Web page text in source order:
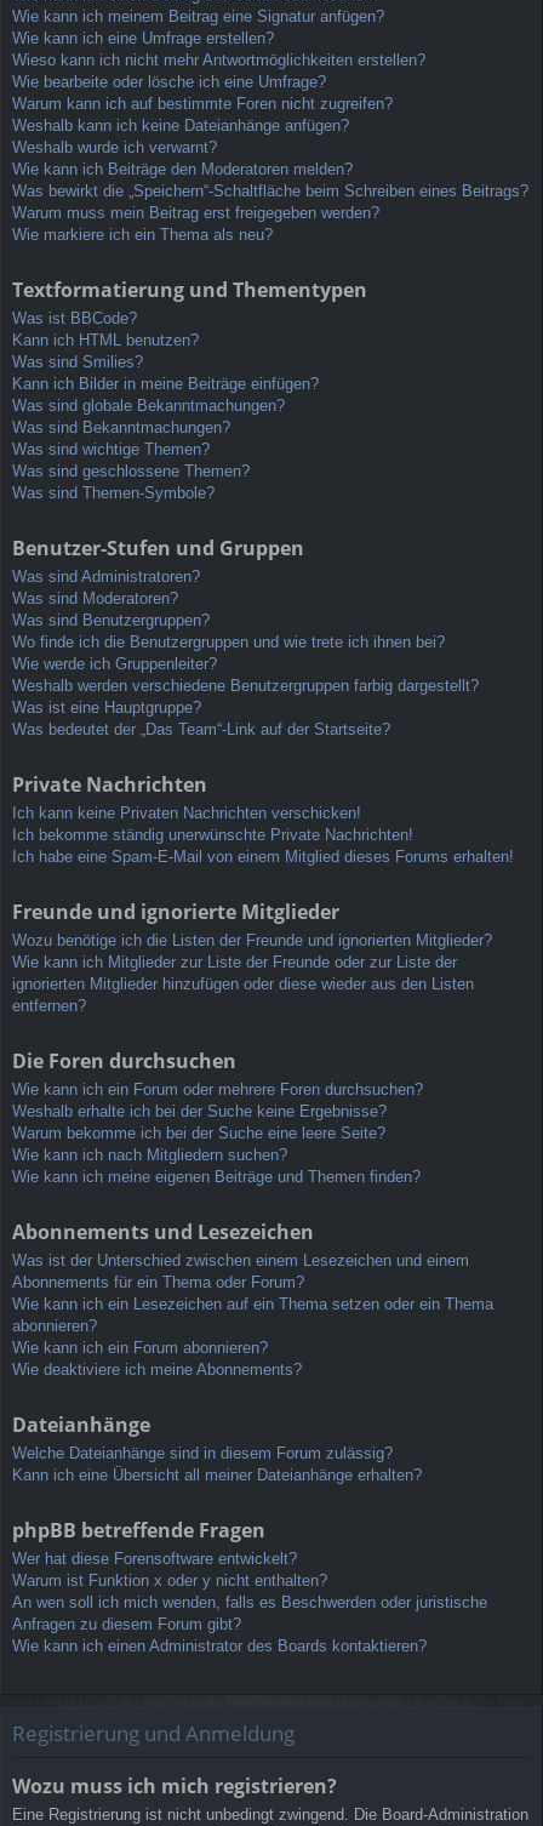
Wie kann ich meinem Beitrag eine Signatur anfügen?
Wie kann ich eine Umfrage erstellen?
Wieso kann ich nicht mehr Antwortmöglichkeiten erstellen?
Wie bearbeite oder lösche ich eine Umfrage?
Warum kann ich auf bestimmte Foren nicht zugreifen?
Weshalb kann ich keine Dateianhänge anfügen?
Weshalb wurde ich verwarnt?
Wie kann ich Beiträge den Moderatoren melden?
Was bewirkt die „Speichern“-Schaltfläche beim Schreiben eines Beitrags?
Warum muss mein Beitrag erst freigegeben werden?
Wie markiere ich ein Thema als neu?
Textformatierung und Thementypen
Was ist BBCode?
Kann ich HTML benutzen?
Was sind Smilies?
Kann ich Bilder in meine Beiträge einfügen?
Was sind globale Bekanntmachungen?
Was sind Bekanntmachungen?
Was sind wichtige Themen?
Was sind geschlossene Themen?
Was sind Themen-Symbole?
Benutzer-Stufen und Gruppen
Was sind Administratoren?
Was sind Moderatoren?
Was sind Benutzergruppen?
Wo finde ich die Benutzergruppen und wie trete ich ihnen bei?
Wie werde ich Gruppenleiter?
Weshalb werden verschiedene Benutzergruppen farbig dargestellt?
Was ist eine Hauptgruppe?
Was bedeutet der „Das Team“-Link auf der Startseite?
Private Nachrichten
Ich kann keine Privaten Nachrichten verschicken!
Ich bekomme ständig unerwünschte Private Nachrichten!
Ich habe eine Spam-E-Mail von einem Mitglied dieses Forums erhalten!
Freunde und ignorierte Mitglieder
Wozu benötige ich die Listen der Freunde und ignorierten Mitglieder?
Wie kann ich Mitglieder zur Liste der Freunde oder zur Liste der
ignorierten Mitglieder hinzufügen oder diese wieder aus den Listen
entfernen?
Die Foren durchsuchen
Wie kann ich ein Forum oder mehrere Foren durchsuchen?
Weshalb erhalte ich bei der Suche keine Ergebnisse?
Warum bekomme ich bei der Suche eine leere Seite?
Wie kann ich nach Mitgliedern suchen?
Wie kann ich meine eigenen Beiträge und Themen finden?
Abonnements und Lesezeichen
Was ist der Unterschied zwischen einem Lesezeichen und einem
Abonnements für ein Thema oder Forum?
Wie kann ich ein Lesezeichen auf ein Thema setzen oder ein Thema
abonnieren?
Wie kann ich ein Forum abonnieren?
Wie deaktiviere ich meine Abonnements?
Dateianhänge
Welche Dateianhänge sind in diesem Forum zulässig?
Kann ich eine Übersicht all meiner Dateianhänge erhalten?
phpBB betreffende Fragen
Wer hat diese Forensoftware entwickelt?
Warum ist Funktion x oder y nicht enthalten?
An wen soll ich mich wenden, falls es Beschwerden oder juristische
Anfragen zu diesem Forum gibt?
Wie kann ich einen Administrator des Boards kontaktieren?
Registrierung und Anmeldung
Wozu muss ich mich registrieren?
Eine Registrierung ist nicht unbedingt zwingend. Die Board-Administration